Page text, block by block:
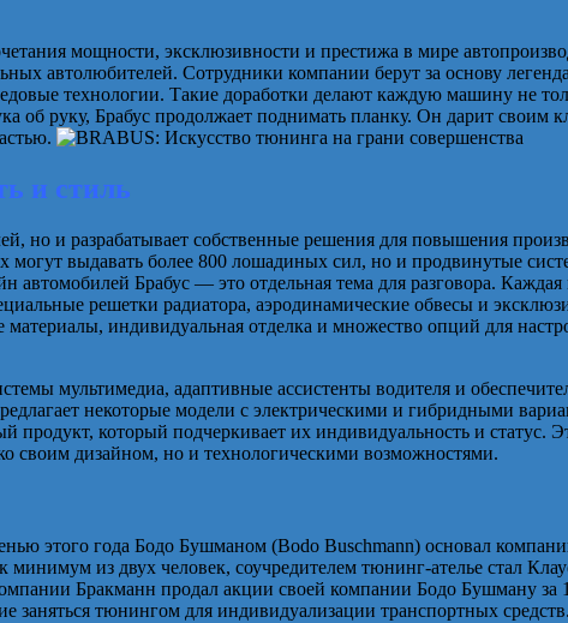
мощности, эксклюзивности и престижа в мире
автолюбителей. Сотрудники компании берут за основу
технологии. Такие доработки делают каждую машину не
об руку, Брабус продолжает поднимать планку. Он дарит своим
и стиль
но и разрабатывает собственные решения для повышения
могут выдавать более 800 лошадиных сил, но и продвинутые
автомобилей Брабус — это отдельная тема для разговора.
решетки радиатора, аэродинамические обвесы и
материалы, индивидуальная отделка и множество опций для
мультимедиа, адаптивные ассистенты водителя и
некоторые модели с электрическими и гибридными
который подчеркивает их индивидуальность и статус.
своим дизайном, но и технологическими возможностями.
этого года Бодо Бушманом (Bodo Buschmann) основал
минимум из двух человек, соучредителем тюнинг-ателье стал
Бракманн продал акции своей компании Бодо Бушману за
тюнингом для индивидуализации транспортных средств.